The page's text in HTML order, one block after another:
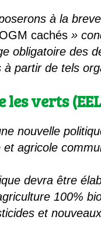
à la
OGM cachés »
obligatoire des
à partir de tels
les verts
nouvelle
agricole
devra être
100%
et